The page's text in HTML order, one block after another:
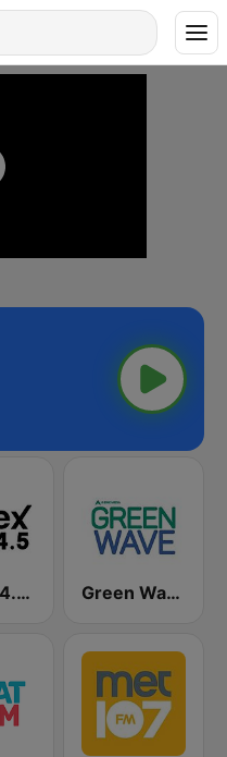
FLEX 104.5 FM Green Wave 106.5 FM